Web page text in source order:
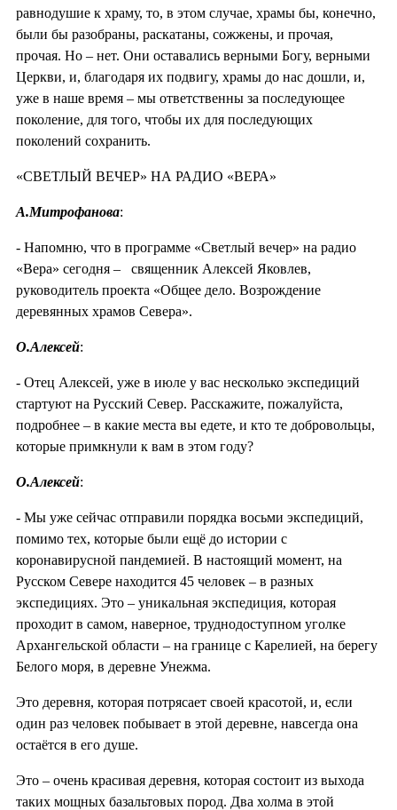
равнодушие к храму, то, в этом случае, храмы бы, конечно,
были бы разобраны, раскатаны, сожжены, и прочая,
прочая. Но – нет. Они оставались верными Богу, верными
Церкви, и, благодаря их подвигу, храмы до нас дошли, и,
уже в наше время – мы ответственны за последующее
поколение, для того, чтобы их для последующих
поколений сохранить.
«СВЕТЛЫЙ ВЕЧЕР» НА РАДИО «ВЕРА»
А.Митрофанова:
- Напомню, что в программе «Светлый вечер» на радио
«Вера» сегодня – священник Алексей Яковлев,
руководитель проекта «Общее дело. Возрождение
деревянных храмов Севера».
О.Алексей:
- Отец Алексей, уже в июле у вас несколько экспедиций
стартуют на Русский Север. Расскажите, пожалуйста,
подробнее – в какие места вы едете, и кто те добровольцы,
которые примкнули к вам в этом году?
О.Алексей:
- Мы уже сейчас отправили порядка восьми экспедиций,
помимо тех, которые были ещё до истории с
коронавирусной пандемией. В настоящий момент, на
Русском Севере находится 45 человек – в разных
экспедициях. Это – уникальная экспедиция, которая
проходит в самом, наверное, труднодоступном уголке
Архангельской области – на границе с Карелией, на берегу
Белого моря, в деревне Унежма.
Это деревня, которая потрясает своей красотой, и, если
один раз человек побывает в этой деревне, навсегда она
остаётся в его душе.
Это – очень красивая деревня, которая состоит из выхода
таких мощных базальтовых пород. Два холма в этой